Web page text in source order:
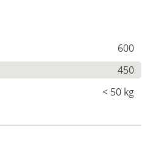
600
450
< 50 kg